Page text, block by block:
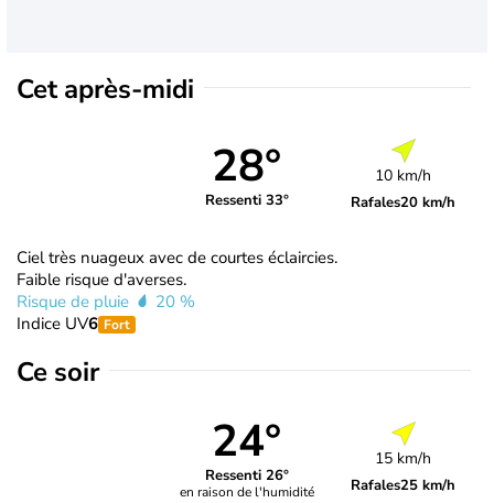
Cet après-midi
28°
Ressenti 33°
10 km/h
Rafales20 km/h
Ciel très nuageux avec de courtes éclaircies.
Faible risque d'averses.
Risque de pluie
20 %
Indice UV6 Fort
Ce soir
24°
Ressenti 26°
en raison de l'humidité
15 km/h
Rafales25 km/h